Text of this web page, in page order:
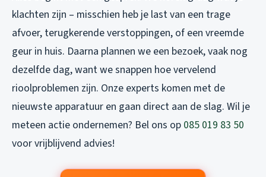
klachten zijn – misschien heb je last van een trage
afvoer, terugkerende verstoppingen, of een vreemde
geur in huis. Daarna plannen we een bezoek, vaak nog
dezelfde dag, want we snappen hoe vervelend
rioolproblemen zijn. Onze experts komen met de
nieuwste apparatuur en gaan direct aan de slag. Wil je
meteen actie ondernemen? Bel ons op 085 019 83 50
voor vrijblijvend advies!